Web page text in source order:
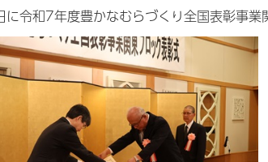
令和7年度豊かなむらづくり全国表彰事業